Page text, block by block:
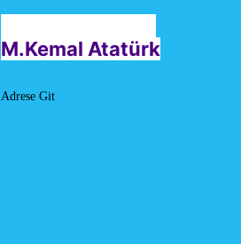
M.Kemal Atatürk
Adrese Git